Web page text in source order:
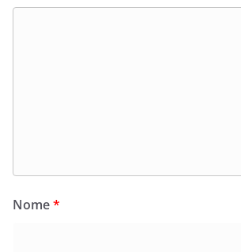
Nome*